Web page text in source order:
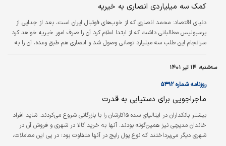
ناخوشایندی در مورد ناهنجاری‌های آن به گوش
می‌رسد. محمد انصاری اما چراغ قشنگی در این
حوزه روشن کرد؛ ستاره سابق پرسپولیس که
مطالبات معوقش از این باشگاه را به ارزش سه
کمک سه میلیاردی انصاری به خیریه
دنياي اقتصاد: محمد انصاری که از خوب‌های فوتبال ایران است، بعد از جدایی از
پرسپولیس مطالباتی داشت که از ابتدا اعلام کرد آن را صرف امور خیریه خواهد کرد.
سرانجام این طلب سه میلیارد تومانی وصول شد و انصاری هم طبق وعده، آن را به
سه‌شنبه، ۱۴ تیر ۱۴۰۱
روزنامه شماره ۵۴۹۲
ماجراجویی برای دستیابی به قدرت
بیشتر بانکداران در ایتالیای سده ۱۵کارشان را با بازرگانی شروع می‌کردند. شاید افراد
خاندان مدیچی نیز همین‌گونه بودند. آنها به خرید کالا در شهری و فروش آن در
شهری دیگر می‌پرداختند که نوع پول رایج در آنها متفاوت بود؛ در پی این معاملات،